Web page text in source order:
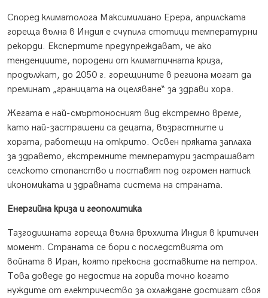
Според климатолога Максимилиано Ерера, априлската
гореща вълна в Индия е счупила стотици температурни
рекорди. Експертите предупреждават, че ако
тенденциите, породени от климатичната криза,
продължат, до 2050 г. горещините в региона могат да
преминат „границата на оцеляване“ за здрави хора.
Жегата е най-смъртоносният вид екстремно време,
като най-застрашени са децата, възрастните и
хората, работещи на открито. Освен пряката заплаха
за здравето, екстремните температури застрашават
селското стопанство и поставят под огромен натиск
икономиката и здравната система на страната.
Енергийна криза и геополитика
Тазгодишната гореща вълна връхлита Индия в критичен
момент. Страната се бори с последствията от
войната в Иран, която прекъсна доставките на петрол.
Това доведе до недостиг на горива точно когато
нуждите от електричество за охлаждане достигат своя